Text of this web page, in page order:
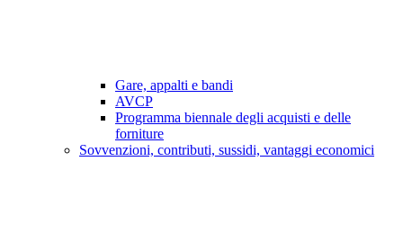
Gare, appalti e bandi
AVCP
Programma biennale degli acquisti e delle
forniture
Sovvenzioni, contributi, sussidi, vantaggi economici